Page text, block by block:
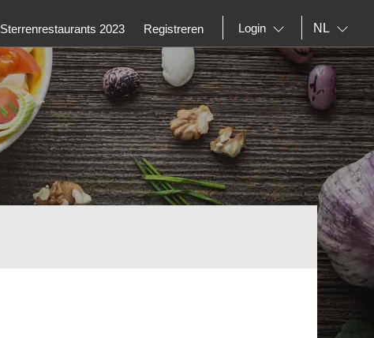
Sterrenrestaurants 2023 Registreren Login NL